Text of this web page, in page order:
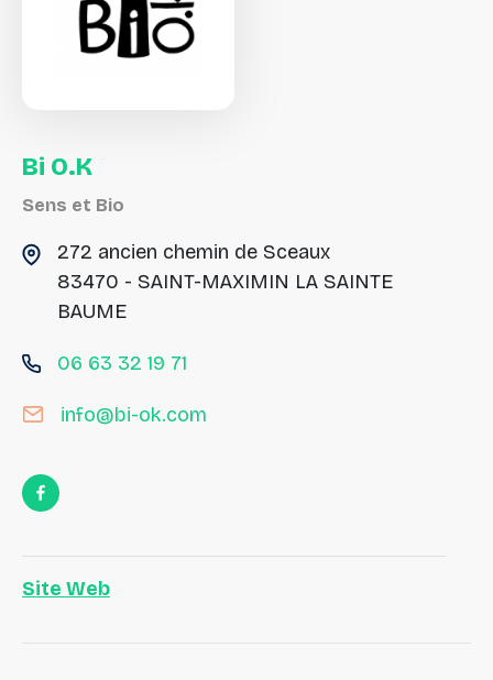
Bi O.K
Sens et Bio
272 ancien chemin de Sceaux
83470 - SAINT-MAXIMIN LA SAINTE
BAUME
06 63 32 19 71
info@bi-ok.com
Site Web